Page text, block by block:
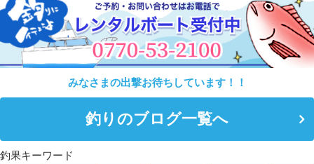
みなさまの出撃お待ちしています！！
釣りのブログ一覧へ
釣果キーワード